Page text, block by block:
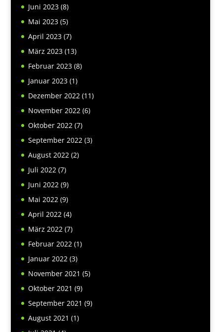
Juni 2023(8)
Mai 2023(5)
April 2023(7)
März 2023(13)
Februar 2023(8)
Januar 2023(1)
Dezember 2022(11)
November 2022(6)
Oktober 2022(7)
September 2022(3)
August 2022(2)
Juli 2022(7)
Juni 2022(9)
Mai 2022(9)
April 2022(4)
März 2022(7)
Februar 2022(1)
Januar 2022(3)
November 2021 (5)
Oktober 2021 (9)
September 2021 (9)
August 2021 (1)